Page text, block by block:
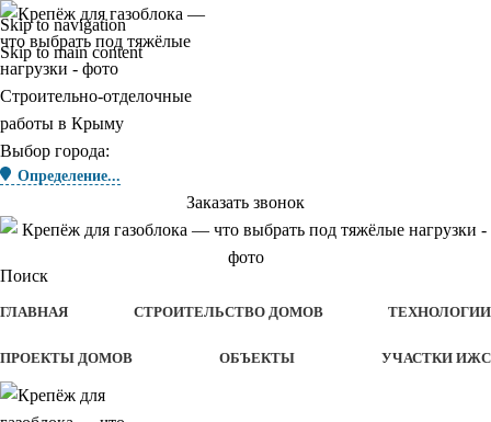
Skip to navigation
Skip to main content
Строительно-отделочные
работы в Крыму
Выбор города:
Определение...
Заказать звонок
Поиск
ГЛАВНАЯ СТРОИТЕЛЬСТВО ДОМОВ ТЕХНОЛОГИИ
ПРОЕКТЫ ДОМОВ ОБЪЕКТЫ УЧАСТКИ ИЖС